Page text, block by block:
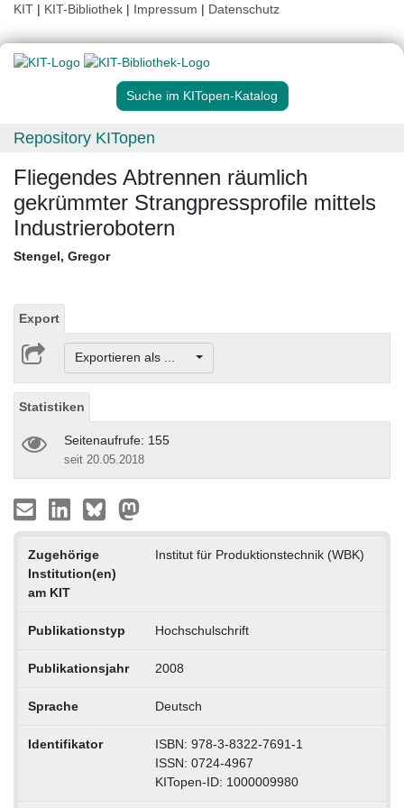
KIT | KIT-Bibliothek | Impressum | Datenschutz
Suche im KITopen-Katalog
Repository KITopen
Fliegendes Abtrennen räumlich
gekrümmter Strangpressprofile mittels
Industrierobotern
Stengel, Gregor
Export
Exportieren als ...
Statistiken
Seitenaufrufe: 155
seit 20.05.2018
Zugehörige
Institution(en)
am KIT
Institut für Produktionstechnik (WBK)
Publikationstyp Hochschulschrift
Publikationsjahr 2008
Sprache Deutsch
Identifikator
ISBN: 978-3-8322-7691-1
ISSN: 0724-4967
KITopen-ID: 1000009980